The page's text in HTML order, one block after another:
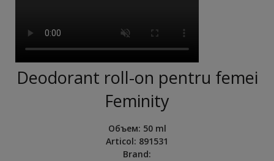
Deodorant roll-on pentru femei
Feminity
Объем: 50 ml
Articol: 891531
Brand: